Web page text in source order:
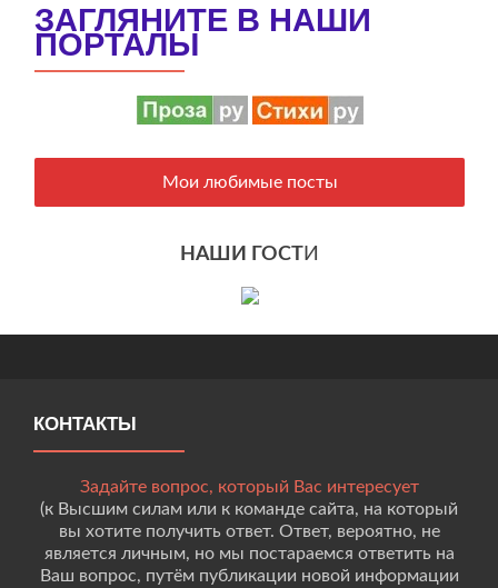
ЗАГЛЯНИТЕ В НАШИ
ПОРТАЛЫ
Мои любимые посты
НАШИ ГОСТИ
КОНТАКТЫ
Задайте вопрос, который Вас интересует
(к Высшим силам или к команде сайта, на который
вы хотите получить ответ. Ответ, вероятно, не
является личным, но мы постараемся ответить на
Ваш вопрос, путём публикации новой информации